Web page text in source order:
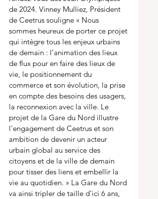
de 2024. Vinney Mulliez, Président
de Ceetrus souligne « Nous
sommes heureux de porter ce projet
qui intègre tous les enjeux urbains
de demain : l’animation des lieux
de flux pour en faire des lieux de
vie, le positionnement du
commerce et son évolution, la prise
en compte des besoins des usagers,
la reconnexion avec la ville. Le
projet de la Gare du Nord illustre
l’engagement de Ceetrus et son
ambition de devenir un acteur
urbain global au service des
citoyens et de la ville de demain
pour tisser des liens et embellir la
vie au quotidien. » La Gare du Nord
va ainsi tripler de taille d’ici 6 ans,